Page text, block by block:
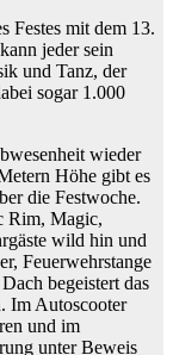
Festes mit dem 13.
jeder sein
und Tanz, der
sogar 1.000
wieder
Höhe gibt es
die Festwoche.
Rim, Magic,
wild hin und
Feuerwehrstange
begeistert das
Im Autoscooter
und im
unter Beweis